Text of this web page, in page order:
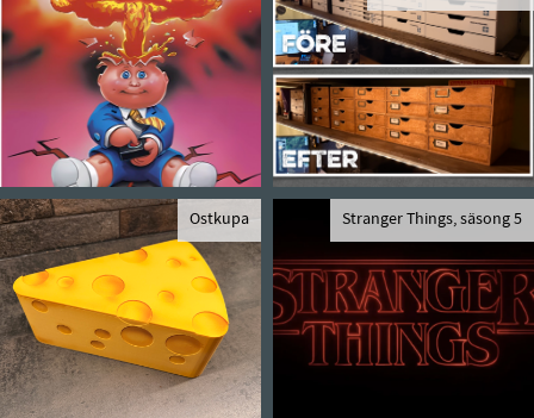
Ostkupa Stranger Things, säsong 5